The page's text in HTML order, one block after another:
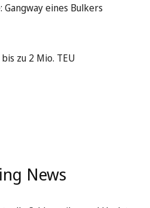
eines Bulkers
zu 2 Mio. TEU
News